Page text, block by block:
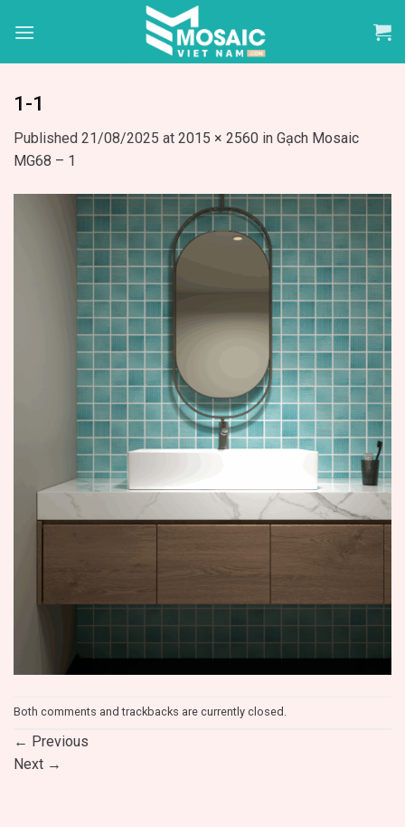
1-1
Published 21/08/2025 at 2015 × 2560 in Gạch Mosaic
MG68 – 1
Both comments and trackbacks are currently closed.
← Previous
Next →